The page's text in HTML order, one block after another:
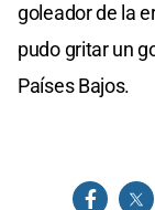
goleador de la
pudo gritar un
Países Bajos.